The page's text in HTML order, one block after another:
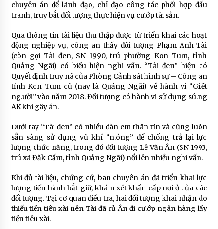
chuyên án để lãnh đạo, chỉ đạo công tác phối hợp đấu
tranh, truy bắt đối tượng thực hiện vụ cư.ớp tài sản.
Qua thông tin tài liệu thu thập được từ triển khai các hoạt
động nghiệp vụ, công an thấy đối tượng Phạm Anh Tài
(còn gọi Tài đen, SN 1990, trú phường Kon Tum, tỉnh
Quảng Ngãi) có biểu hiện nghi vấn. “Tài đen” hiện có
Quyết định truy nã của Phòng Cảnh sát hình sự – Công an
tỉnh Kon Tum cũ (nay là Quảng Ngãi) về hành vi “Gi.ết
ng.ười” vào năm 2018. Đối tượng có hành vi sử dụng sú.ng
AK khi gây án.
Dưới tay “Tài đen” có nhiều đàn em thân tín và cũng luôn
sẵn sàng sử dụng vũ khí “n.óng” để chống trả lại lực
lượng chức năng, trong đó đối tượng Lê Văn Ân (SN 1993,
trú xã Đăk Cấm, tỉnh Quảng Ngãi) nổi lên nhiều nghi vấn.
Khi đủ tài liệu, chứng cứ, ban chuyên án đã triển khai lực
lượng tiến hành bắt giữ, khám xét khẩn cấp nơi ở của các
đối tượng. Tại cơ quan điều tra, hai đối tượng khai nhận do
thiếu tiền tiêu xài nên Tài đã rủ Ân đi cư.ớp ngân hàng lấy
tiền tiêu xài.